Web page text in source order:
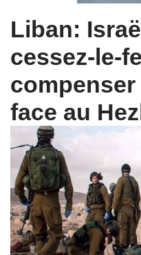
Liban:
cessez-le-
face au